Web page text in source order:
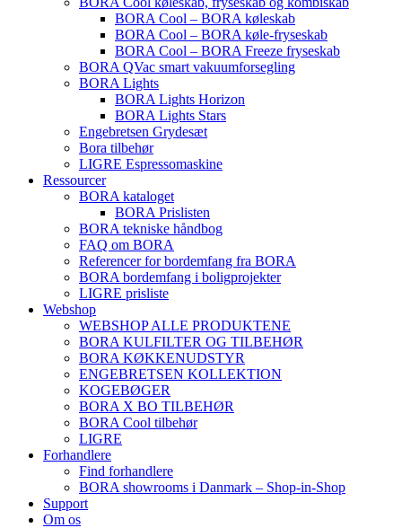
BORA Cool – BORA køleskab
BORA Cool – BORA køle-fryseskab
BORA Cool – BORA Freeze fryseskab
BORA QVac smart vakuumforsegling
BORA Lights
BORA Lights Horizon
BORA Lights Stars
Engebretsen Grydesæt
Bora tilbehør
LIGRE Espressomaskine
Ressourcer
BORA kataloget
BORA Prislisten
BORA tekniske håndbog
FAQ om BORA
Referencer for bordemfang fra BORA
BORA bordemfang i boligprojekter
LIGRE prisliste
Webshop
WEBSHOP ALLE PRODUKTENE
BORA KULFILTER OG TILBEHØR
BORA KØKKENUDSTYR
ENGEBRETSEN KOLLEKTION
KOGEBØGER
BORA X BO TILBEHØR
BORA Cool tilbehør
LIGRE
Forhandlere
Find forhandlere
BORA showrooms i Danmark – Shop-in-Shop
Support
Om os